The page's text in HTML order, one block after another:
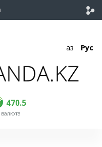
Қаз Рус
470.5470.5
валюта